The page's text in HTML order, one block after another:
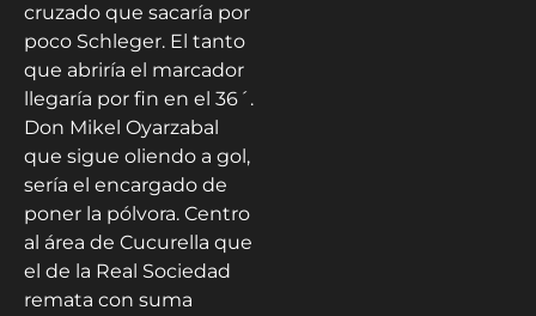
cruzado que sacaría por
poco Schleger. El tanto
que abriría el marcador
llegaría por fin en el 36´.
Don Mikel Oyarzabal
que sigue oliendo a gol,
sería el encargado de
poner la pólvora. Centro
al área de Cucurella que
el de la Real Sociedad
remata con suma